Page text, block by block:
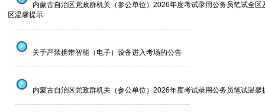
内蒙古自治区党政群机关（参公单位）2026年度考试录用公务员笔试全区
区温馨提示
--------------------------------------------------------------------------
关于严禁携带智能（电子）设备进入考场的公告
--------------------------------------------------------------------------
内蒙古自治区党政群机关（参公单位）2026年度考试录用公务员笔试温馨
--------------------------------------------------------------------------